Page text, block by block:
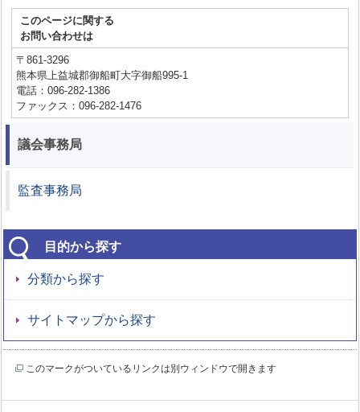
このページに関する
お問い合わせは
〒861-3296
熊本県上益城郡御船町大字御船995-1
電話：096-282-1386
ファックス：096-282-1476
議会事務局
監査事務局
目的から探す
分類から探す
サイトマップから探す
このマークがついているリンクは別ウィンドウで開きます